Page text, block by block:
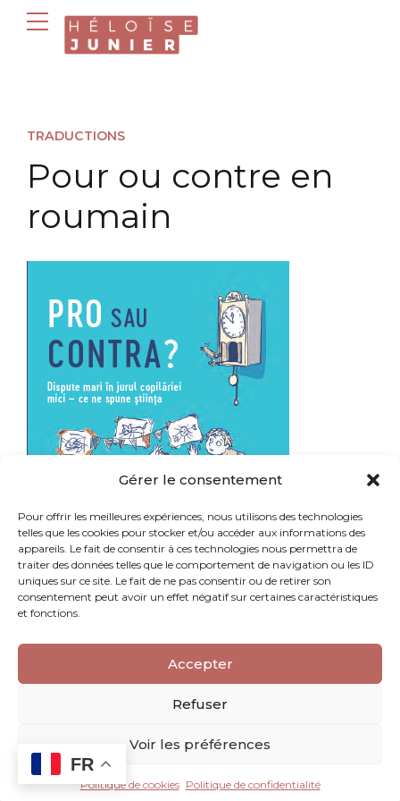
Gérer le consentement
Pour offrir les meilleures expériences, nous utilisons des technologies
telles que les cookies pour stocker et/ou accéder aux informations des
appareils. Le fait de consentir à ces technologies nous permettra de
traiter des données telles que le comportement de navigation ou les ID
uniques sur ce site. Le fait de ne pas consentir ou de retirer son
consentement peut avoir un effet négatif sur certaines caractéristiques
et fonctions.
Accepter
Refuser
Voir les préférences
Politique de cookies Politique de confidentialité
TRADUCTIONS
Pour ou contre en
roumain
FR